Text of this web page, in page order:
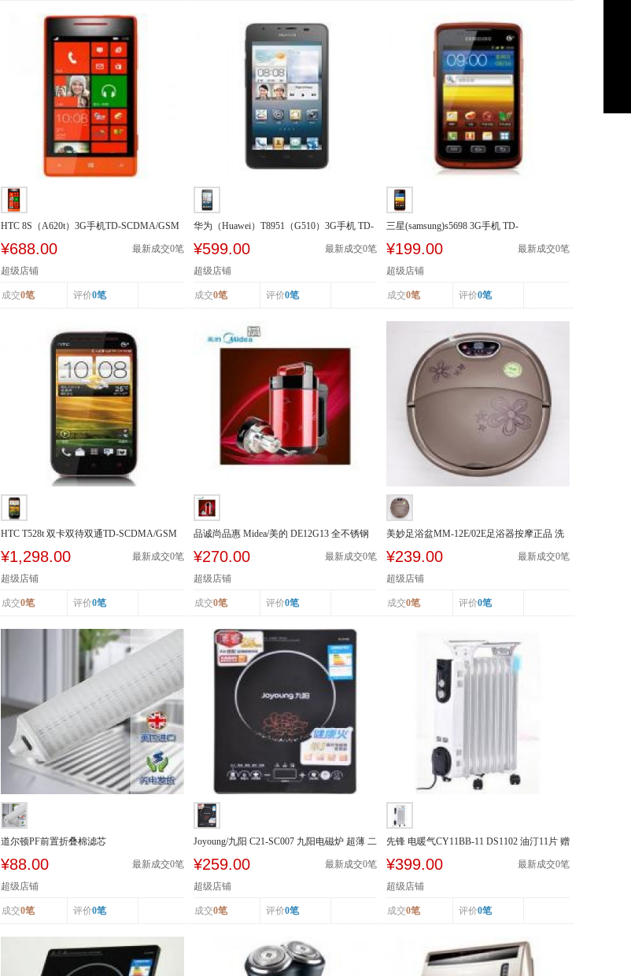
HTC 8S（A620t）3G手机TD-SCDMA/GSM
¥688.00 最新成交0笔
超级店铺
成交0笔 评价0笔
华为（Huawei）T8951（G510）3G手机 TD-
¥599.00 最新成交0笔
超级店铺
成交0笔 评价0笔
三星(samsung)s5698 3G手机 TD-
¥199.00 最新成交0笔
超级店铺
成交0笔 评价0笔
HTC T528t 双卡双待双通TD-SCDMA/GSM
¥1,298.00 最新成交0笔
超级店铺
成交0笔 评价0笔
品诚尚品惠 Midea/美的 DE12G13 全不锈钢
¥270.00 最新成交0笔
超级店铺
成交0笔 评价0笔
美妙足浴盆MM-12E/02E足浴器按摩正品 洗
¥239.00 最新成交0笔
超级店铺
成交0笔 评价0笔
道尔顿PF前置折叠棉滤芯
¥88.00 最新成交0笔
超级店铺
成交0笔 评价0笔
Joyoung/九阳 C21-SC007 九阳电磁炉 超薄 二
¥259.00 最新成交0笔
超级店铺
成交0笔 评价0笔
先锋 电暖气CY11BB-11 DS1102 油汀11片 赠
¥399.00 最新成交0笔
超级店铺
成交0笔 评价0笔